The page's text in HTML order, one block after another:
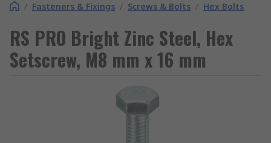
/ Fasteners & Fixings / Screws & Bolts / Hex Bolts
RS PRO Bright Zinc Steel, Hex
Setscrew, M8 mm x 16 mm